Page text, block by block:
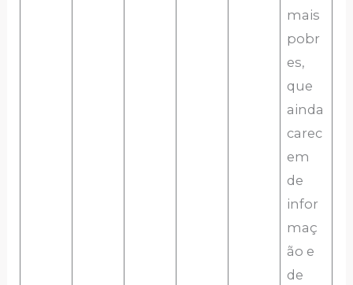
mais
pobr
es,
que
ainda
carec
em
de
infor
maç
ão e
de